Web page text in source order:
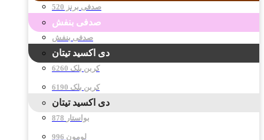
صدفی برنز 520
صدفی بنفش
صدفی بنفش
دی اکسید تیتان
کربن بلک 6260
کربن بلک 6190
دی اکسید تیتان
878 بواستار
996 لومون